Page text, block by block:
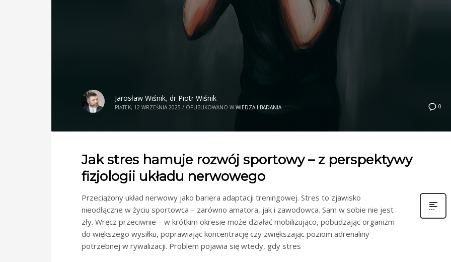
0
Jarosław Wiśnik, dr Piotr Wiśnik
PIĄTEK, 12 WRZEŚNIA 2025 / OPUBLIKOWANO W WIEDZA I BADANIA
Jak stres hamuje rozwój sportowy – z perspektywy
fizjologii układu nerwowego
Przeciążony układ nerwowy jako bariera adaptacji treningowej. Stres to zjawisko
nieodłączne w życiu sportowca – zarówno amatora, jak i zawodowca. Sam w sobie nie jest
zły. Wręcz przeciwnie – w krótkim okresie może działać mobilizująco, pobudzając organizm
do większego wysiłku, poprawiając koncentrację czy zwiększając poziom adrenaliny
potrzebnej w rywalizacji. Problem pojawia się wtedy, gdy stres